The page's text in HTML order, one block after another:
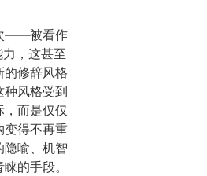
——被看作
，这甚至
的修辞风格
种风格受到
而是仅仅
变得不再重
隐喻、机智
的手段。